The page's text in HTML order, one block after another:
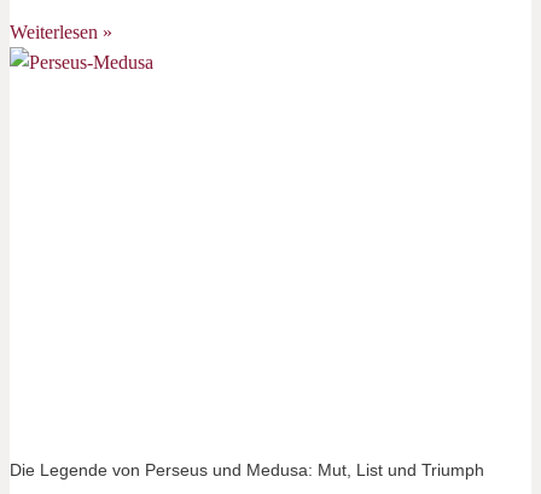
Weiterlesen »
Die Legende von Perseus und Medusa: Mut, List und Triumph